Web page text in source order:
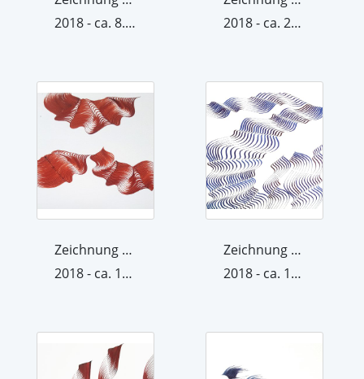
2018 - ca. 8. November 2018
2018 - ca. 22. November 2018
Zeichnung aus der Werkgruppe Raum/Krä...
2018 - ca. 15. November 2018
Zeichnung aus der Werkgruppe Raum/Krä...
2018 - ca. 15. Oktober 2018